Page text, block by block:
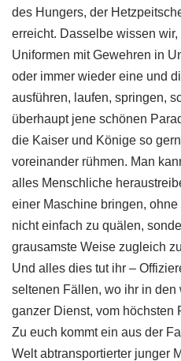
des Hungers, der
erreicht. Dasselbe wissen
Uniformen mit Gewehren in
oder immer wieder eine und
ausführen, laufen, springen,
überhaupt jene schönen
die Kaiser und Könige so
voreinander rühmen. Man
alles Menschliche
einer Maschine bringen,
nicht einfach zu quälen,
grausamste Weise zugleich
Und alles dies tut ihr –
seltenen Fällen, wo ihr in
ganzer Dienst, vom höchsten
Zu euch kommt ein aus der
Welt abtransportierter junger